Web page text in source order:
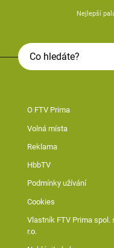
Nejlepší
O FTV Prima
Volná místa
Reklama
HbbTV
Podmínky užívání
Cookies
Vlastník FTV Prima spol.
r.o.